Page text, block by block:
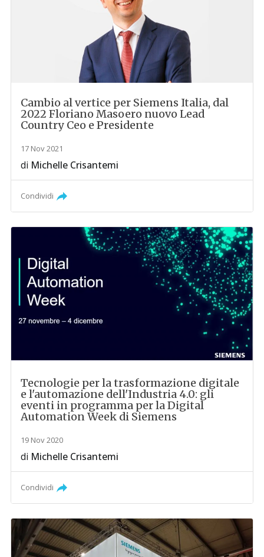
Cambio al vertice per Siemens Italia, dal
2022 Floriano Masoero nuovo Lead
Country Ceo e Presidente
17 Nov 2021
di Michelle Crisantemi
Condividi
Tecnologie per la trasformazione digitale
e l'automazione dell'Industria 4.0: gli
eventi in programma per la Digital
Automation Week di Siemens
19 Nov 2020
di Michelle Crisantemi
Condividi